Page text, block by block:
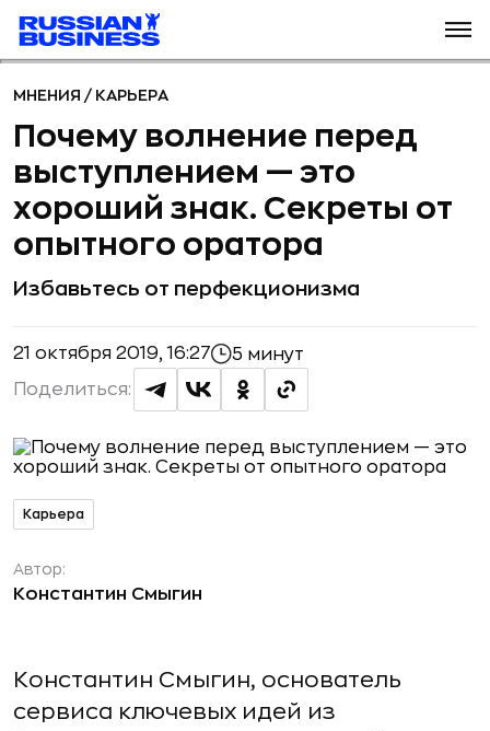
МНЕНИЯ / КАРЬЕРА
Почему волнение перед
выступлением — это
хороший знак. Секреты от
опытного оратора
Избавьтесь от перфекционизма
21 октября 2019, 16:27 5 минут
Поделиться:
Карьера
Автор:
Константин Смыгин
Константин Смыгин, основатель
сервиса ключевых идей из